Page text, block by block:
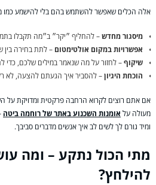
אלה הכלים שאפשר להשתמש בהם בלי להישמע כמו
מיסגור מחדש– להחליף ״יקר״ ב״מה תקבלו
אפשרויות במקום אולטימטום – לתת בחירה בין
שיקוף– לחזור על מה שנאמר במילים שלכם, כדי
הוכחת היגיון– להסביר איך הגעתם להצעה, לא
אם אתם רוצים לקרוא הרחבה פרקטית ומדויקת על
מעולה על אומנות השכנוע באתר של רוחמה ביטה
ומיד גורם לך לשים לב איך אנשים מדברים סביבך.
מתי הכול נתקע – ומה
להילחץ?